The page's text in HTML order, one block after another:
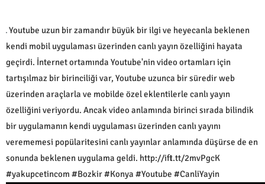
Youtube uzun bir zamandır büyük bir ilgi ve heyecanla beklenen
kendi mobil uygulaması üzerinden canlı yayın özelliğini hayata
geçirdi. İnternet ortamında Youtube'nin video ortamları için
tartışılmaz bir birinciliği var, Youtube uzunca bir süredir web
üzerinden araçlarla ve mobilde özel eklentilerle canlı yayın
özelliğini veriyordu. Ancak video anlamında birinci sırada bilindik
bir uygulamanın kendi uygulaması üzerinden canlı yayını
verememesi popülaritesini canlı yayınlar anlamında düşürse de en
sonunda beklenen uygulama geldi. http://ift.tt/2mvPgcK
#yakupcetincom #Bozkir #Konya #Youtube #CanliYayin